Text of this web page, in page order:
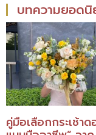
บทความยอดนิ
คู่มือเลือกกระเช้า